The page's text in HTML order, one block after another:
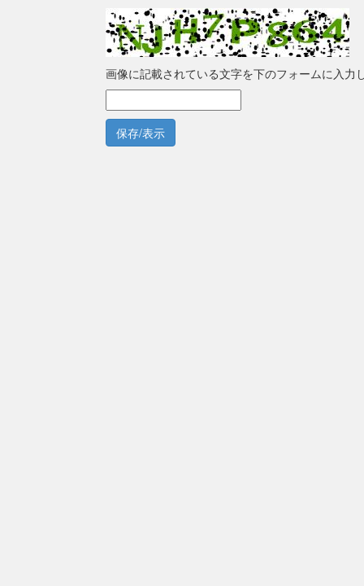
画像に記載されている文字を下のフォームに入力
保存/表示